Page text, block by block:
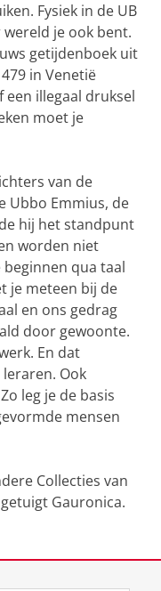
Fysiek in de UB
je ook bent.
getijdenboek uit
in Venetië
illegaal druksel
moet je
van de
Ubbo Emmius, de
hij het standpunt
worden niet
qua taal
je meteen bij de
en ons gedrag
door gewoonte.
En dat
Ook
leg je de basis
mensen
Collecties van
Gauronica.